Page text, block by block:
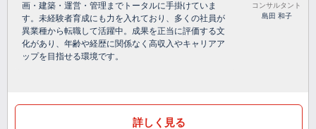
画・建築・運営・管理までトータルに手掛けていま
す。未経験者育成にも力を入れており、多くの社員が
異業種から転職して活躍中。成果を正当に評価する文
化があり、年齢や経歴に関係なく高収入やキャリアア
ップを目指せる環境です。
コンサルタント
島田 和子
詳しく見る